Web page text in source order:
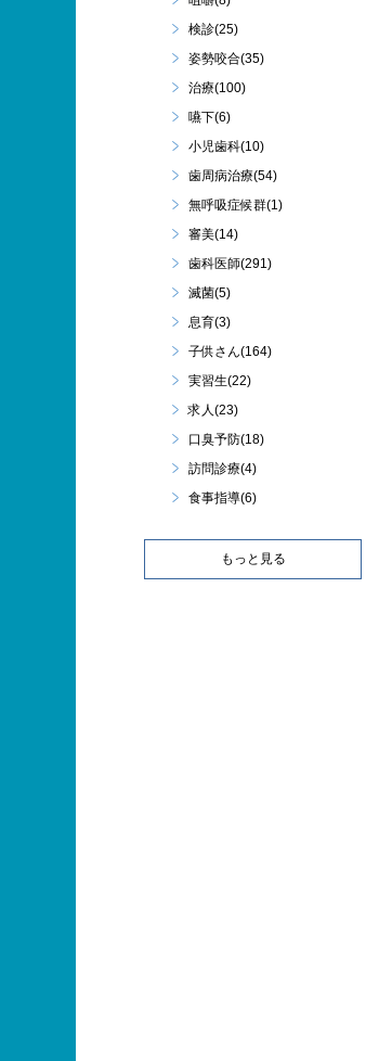
検診(25)
姿勢咬合(35)
治療(100)
嚥下(6)
小児歯科(10)
歯周病治療(54)
無呼吸症候群(1)
審美(14)
歯科医師(291)
滅菌(5)
息育(3)
子供さん(164)
実習生(22)
求人(23)
口臭予防(18)
訪問診療(4)
食事指導(6)
もっと見る